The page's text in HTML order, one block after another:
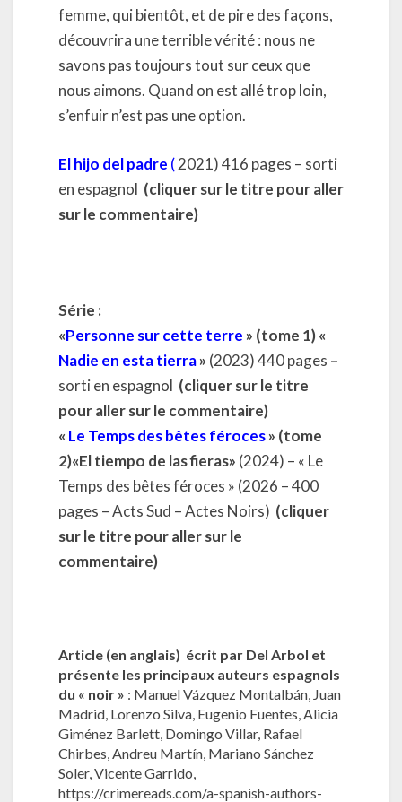
femme, qui bientôt, et de pire des façons,
découvrira une terrible vérité : nous ne
savons pas toujours tout sur ceux que
nous aimons. Quand on est allé trop loin,
s’enfuir n’est pas une option.
El hijo del padre (2021) 416 pages – sorti
en espagnol (cliquer sur le titre pour aller
sur le commentaire)
Série :
«Personne sur cette terre » (tome 1) «
Nadie en esta tierra» (2023) 440 pages –
sorti en espagnol (cliquer sur le titre
pour aller sur le commentaire)
« Le Temps des bêtes féroces» (tome
2)«El tiempo de las fieras» (2024) – « Le
Temps des bêtes féroces » (2026 – 400
pages – Acts Sud – Actes Noirs) (cliquer
sur le titre pour aller sur le
commentaire)
Article (en anglais) écrit par Del Arbol et
présente les principaux auteurs espagnols
du « noir » : Manuel Vázquez Montalbán, Juan
Madrid, Lorenzo Silva, Eugenio Fuentes, Alicia
Giménez Barlett, Domingo Villar, Rafael
Chirbes, Andreu Martín, Mariano Sánchez
Soler, Vicente Garrido,
https://crimereads.com/a-spanish-authors-